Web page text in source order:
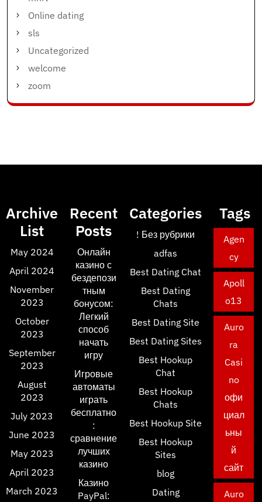
Online dating
sls
Uncategorized
welcome
zoom
Archive
List
May 2024
April 2024
November
2023
October
2023
September
2023
August
2023
July 2023
June 2023
May 2023
April 2023
March 2023
Recent
Posts
Онлайн
казино с
бездепози
тным
бонусом:
Легкий
способ
начать
игру
Игровые
автоматы
играть
бесплатно
:
сравнение
лучших
казино
Казино
PayPal:
Categories
! Без рубрики
adfas
Best Dating Chat
Best Dating
Chats
Best Dating Site
Best Dating Sites
Best Hookup
Chat
Best Hookup
Chats
Best Hookup Site
Best Hookup
Sites
blog
Dating
Tags
Agen
cy
Apoll
o13
Auro
ra
Casi
no
офи
циал
ьны
й
сайт
Auro